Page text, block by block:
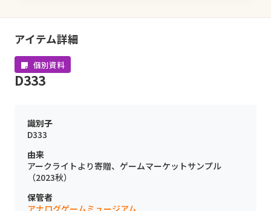
アイテム詳細
個別資料
D333
識別子
D333
由来
アークライトより寄贈、ゲームマーケットサンプル
（2023秋）
保管者
アナログゲームミュージアム